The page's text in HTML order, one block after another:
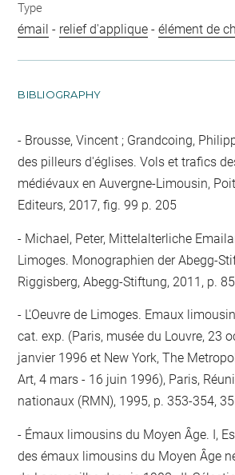
Type
émail - relief d'applique -élément de
BIBLIOGRAPHY
Brousse, Vincent ; Grandcoing,
des pilleurs d'églises. Vols et trafics
médiévaux en Auvergne-Limousin,
Editeurs, 2017, fig. 99 p. 205
Michael, Peter, Mittelalterliche
Limoges. Monographien der Abegg-
Riggisberg, Abegg-Stiftung, 2011, p.
L'Oeuvre de Limoges. Emaux
cat. exp. (Paris, musée du Louvre, 23
janvier 1996 et New York, The
Art, 4 mars - 16 juin 1996), Paris,
nationaux (RMN), 1995, p. 353-354,
Émaux limousins du Moyen Âge. I,
des émaux limousins du Moyen Âge